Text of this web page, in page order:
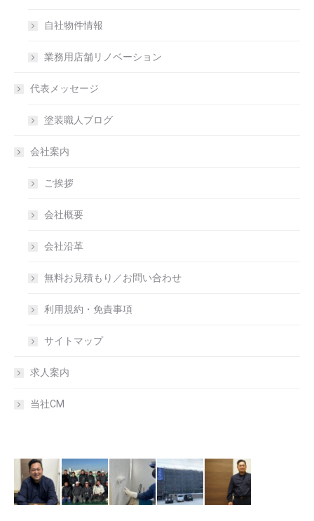
自社物件情報
業務用店舗リノベーション
代表メッセージ
塗装職人ブログ
会社案内
ご挨拶
会社概要
会社沿革
無料お見積もり／お問い合わせ
利用規約・免責事項
サイトマップ
求人案内
当社CM